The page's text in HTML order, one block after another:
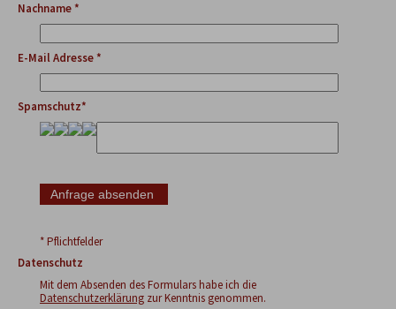
Nachname *
E-Mail Adresse *
Spamschutz*
* Pflichtfelder
Datenschutz
Mit dem Absenden des Formulars habe ich die
Datenschutzerklärung zur Kenntnis genommen.